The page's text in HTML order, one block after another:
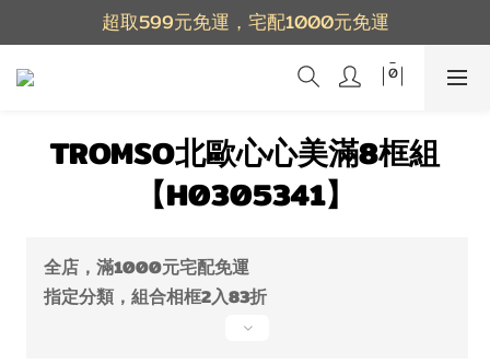
超取599元免運，宅配1000元免運
TROMSO北歐心心美滿8框組
【H0305341】
全店，滿1000元宅配免運
指定分類，組合相框2入83折